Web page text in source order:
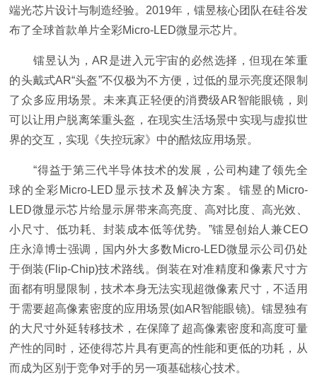
端光芯片设计与制造经验。2019年，镭昱核心团队在硅谷发
布了全球首款单片全彩Micro-LED微显示芯片。
镭昱认为，AR是进入元宇宙的必然选择，但现在笨重
的头戴式AR“头盔”不仅极为不方便，过低的显示亮度还限制
了众多应用场景。未来真正轻便的消费级AR智能眼镜，则
可以让用户脱离笨重头盔，在现实生活场景中实现与虚拟世
界的交互，实现《失控玩家》中的酷炫应用场景。
“得益于第三代半导体技术的发展，公司构建了领先全
球的全彩Micro-LED显示技术及解决方案。镭昱的Micro-
LED微显示芯片给显示屏带来高亮度、高对比度、高光效、
小尺寸、低功耗、封装成本低等优势。”镭昱创始人兼CEO
庄永漳博士强调，国内外大多数Micro-LED微显示公司仍处
于倒装(Flip-Chip)技术路线。倒装在对准精度和像素尺寸方
面都有明显限制，技术本身无法实现超微像素尺寸，不适用
于需要超高像素密度的应用场景(如AR智能眼镜)。镭昱独有
的大尺寸外延转移技术，在保障了超高像素密度和高度可量
产性的同时，还使得芯片具有更高的性能和更低的功耗，从
而成为区别于竞争对手的另一项基础核心技术。